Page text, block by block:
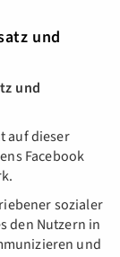
und
und
auf dieser
Facebook
sozialer
den Nutzern in
und